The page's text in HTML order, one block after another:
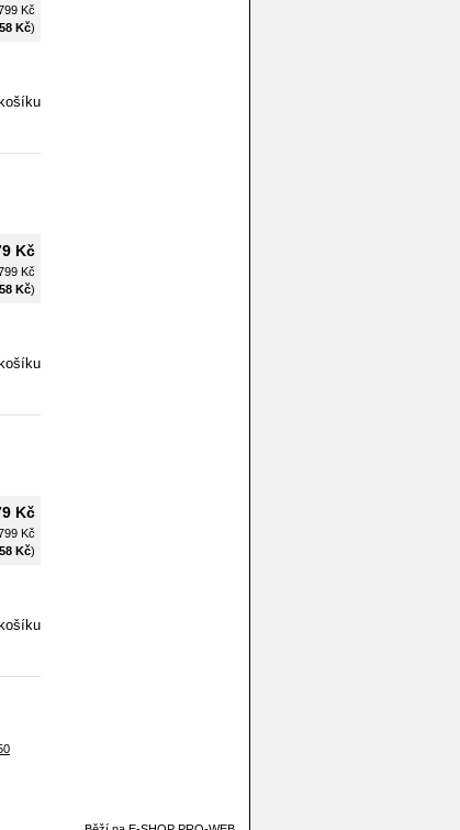
Kč
Kč)
Kč
Kč
Kč)
Kč
Kč
Kč)